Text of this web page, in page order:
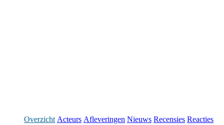
Overzicht Acteurs Afleveringen Nieuws Recensies Reacties